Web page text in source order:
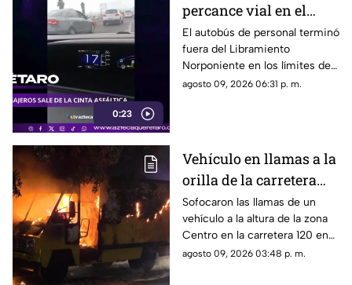
0:23
percance vial en el
Libramiento
Norponiente involucra
a unidad de transporte
de trabajadores
El autobús de personal terminó
fuera del Libramiento
Norponiente en los límites de
Corregidora y Apaseo El
agosto 09, 2026 06:31 p. m.
Vehículo en llamas a la
orilla de la carretera
120 en Cadereyta
provoca intensa
movilización de rescate
Sofocaron las llamas de un
vehículo a la altura de la zona
Centro en la carretera 120 en
Cadereyta
agosto 09, 2026 03:48 p. m.